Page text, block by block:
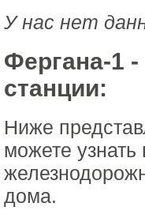
У нас нет
Фергана-1
станции:
Ниже
можете
дома.